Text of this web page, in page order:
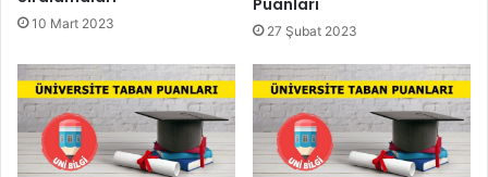
10 Mart 2023
Puanları
27 Şubat 2023